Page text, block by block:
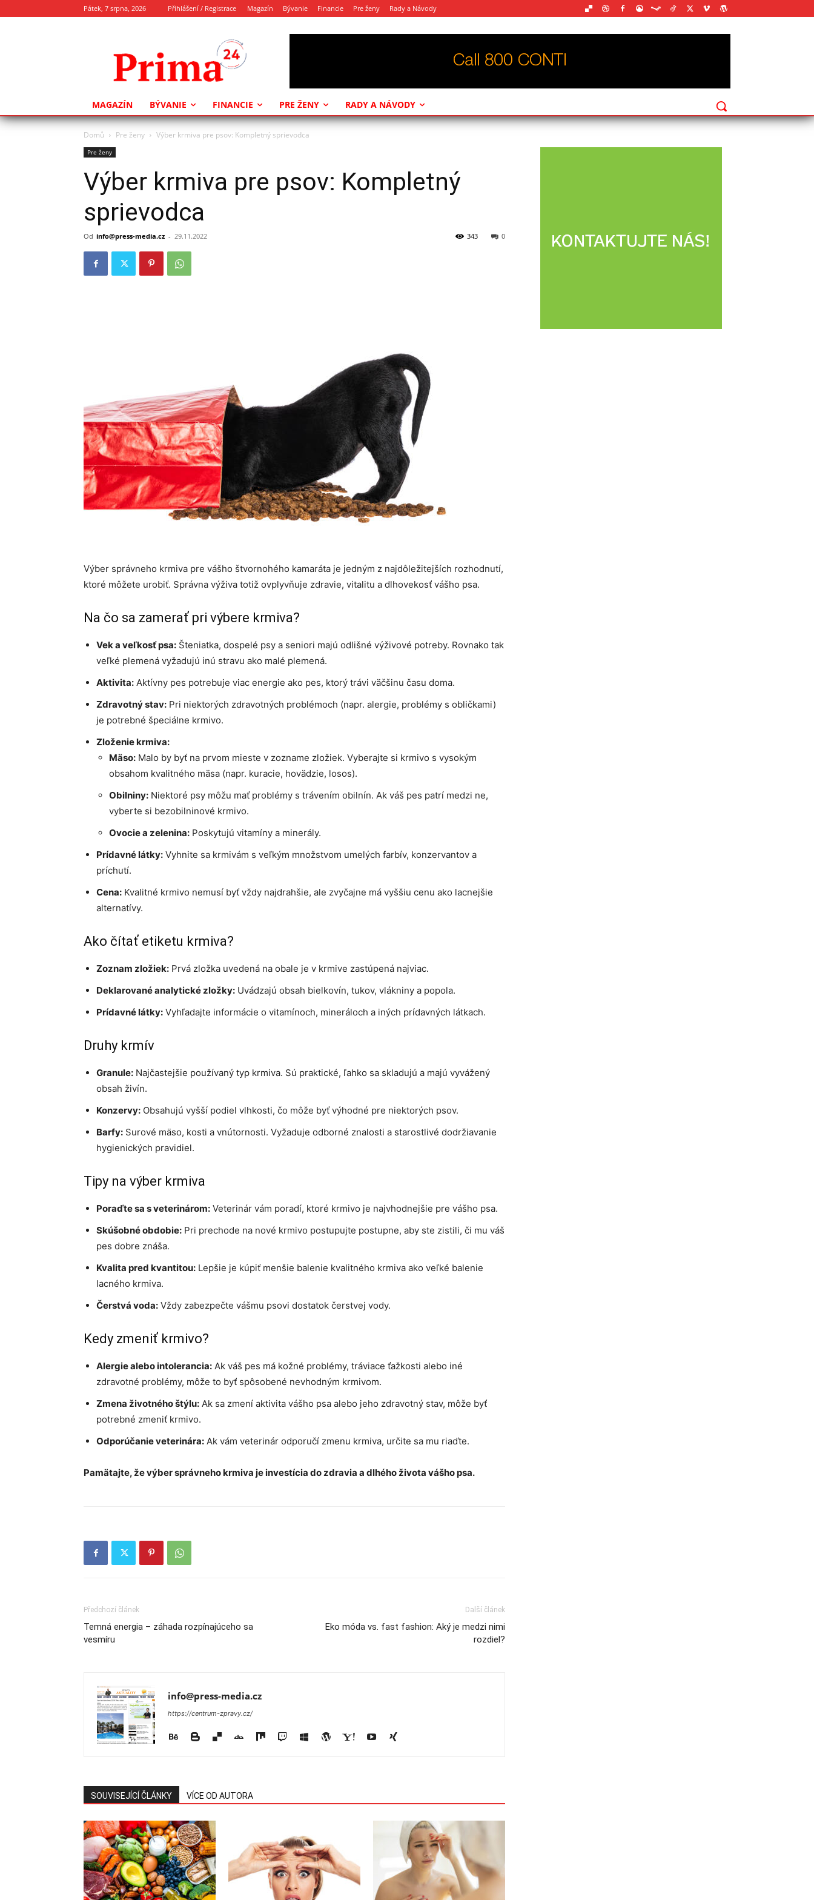
Pátek, 7 srpna, 2026 Přihlášení / Registrace Magazín Bývanie Financie Pre ženy Rady a Návody
MAGAZÍN BÝVANIE FINANCIE PRE ŽENY RADY A NÁVODY
Domů Pre ženy Výber krmiva pre psov: Kompletný sprievodca
Pre ženy
Výber krmiva pre psov: Kompletný
sprievodca
Od info@press-media.cz - 29.11.2022 0
343
Výber správneho krmiva pre vášho štvornohého kamaráta je jedným z najdôležitejších rozhodnutí,
ktoré môžete urobiť. Správna výživa totiž ovplyvňuje zdravie, vitalitu a dlhovekosť vášho psa.
Na čo sa zamerať pri výbere krmiva?
Vek a veľkosť psa: Šteniatka, dospelé psy a seniori majú odlišné výživové potreby. Rovnako tak
veľké plemená vyžadujú inú stravu ako malé plemená.
Aktivita: Aktívny pes potrebuje viac energie ako pes, ktorý trávi väčšinu času doma.
Zdravotný stav: Pri niektorých zdravotných problémoch (napr. alergie, problémy s obličkami)
je potrebné špeciálne krmivo.
Zloženie krmiva:
Mäso: Malo by byť na prvom mieste v zozname zložiek. Vyberajte si krmivo s vysokým
obsahom kvalitného mäsa (napr. kuracie, hovädzie, losos).
Obilniny: Niektoré psy môžu mať problémy s trávením obilnín. Ak váš pes patrí medzi ne,
vyberte si bezobilninové krmivo.
Ovocie a zelenina: Poskytujú vitamíny a minerály.
Prídavné látky: Vyhnite sa krmivám s veľkým množstvom umelých farbív, konzervantov a
príchutí.
Cena: Kvalitné krmivo nemusí byť vždy najdrahšie, ale zvyčajne má vyššiu cenu ako lacnejšie
alternatívy.
Ako čítať etiketu krmiva?
Zoznam zložiek: Prvá zložka uvedená na obale je v krmive zastúpená najviac.
Deklarované analytické zložky: Uvádzajú obsah bielkovín, tukov, vlákniny a popola.
Prídavné látky: Vyhľadajte informácie o vitamínoch, mineráloch a iných prídavných látkach.
Druhy krmív
Granule: Najčastejšie používaný typ krmiva. Sú praktické, ľahko sa skladujú a majú vyvážený
obsah živín.
Konzervy: Obsahujú vyšší podiel vlhkosti, čo môže byť výhodné pre niektorých psov.
Barfy: Surové mäso, kosti a vnútornosti. Vyžaduje odborné znalosti a starostlivé dodržiavanie
hygienických pravidiel.
Tipy na výber krmiva
Poraďte sa s veterinárom: Veterinár vám poradí, ktoré krmivo je najvhodnejšie pre vášho psa.
Skúšobné obdobie: Pri prechode na nové krmivo postupujte postupne, aby ste zistili, či mu váš
pes dobre znáša.
Kvalita pred kvantitou: Lepšie je kúpiť menšie balenie kvalitného krmiva ako veľké balenie
lacného krmiva.
Čerstvá voda: Vždy zabezpečte vášmu psovi dostatok čerstvej vody.
Kedy zmeniť krmivo?
Alergie alebo intolerancia: Ak váš pes má kožné problémy, tráviace ťažkosti alebo iné
zdravotné problémy, môže to byť spôsobené nevhodným krmivom.
Zmena životného štýlu: Ak sa zmení aktivita vášho psa alebo jeho zdravotný stav, môže byť
potrebné zmeniť krmivo.
Odporúčanie veterinára: Ak vám veterinár odporučí zmenu krmiva, určite sa mu riaďte.
Pamätajte, že výber správneho krmiva je investícia do zdravia a dlhého života vášho psa.
Předchozí článek
Temná energia – záhada rozpínajúceho sa
vesmíru
Další článek
Eko móda vs. fast fashion: Aký je medzi nimi
rozdiel?
info@press-media.cz
https://centrum-zpravy.cz/
SOUVISEJÍCÍ ČLÁNKY VÍCE OD AUTORA